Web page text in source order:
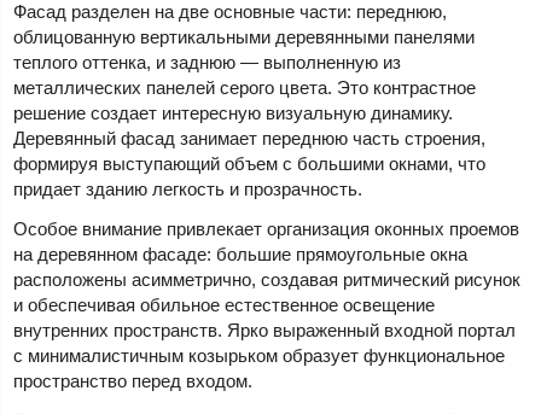
Фасад разделен на две основные части: переднюю,
облицованную вертикальными деревянными панелями
теплого оттенка, и заднюю — выполненную из
металлических панелей серого цвета. Это контрастное
решение создает интересную визуальную динамику.
Деревянный фасад занимает переднюю часть строения,
формируя выступающий объем с большими окнами, что
придает зданию легкость и прозрачность.
Особое внимание привлекает организация оконных проемов
на деревянном фасаде: большие прямоугольные окна
расположены асимметрично, создавая ритмический рисунок
и обеспечивая обильное естественное освещение
внутренних пространств. Ярко выраженный входной портал
с минималистичным козырьком образует функциональное
пространство перед входом.